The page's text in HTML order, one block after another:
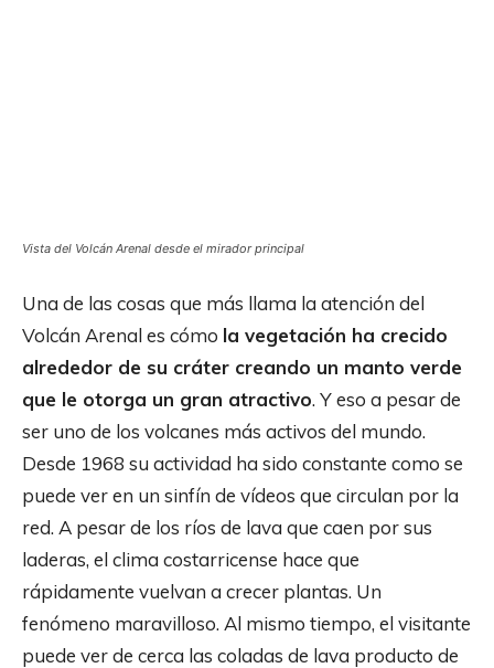
Vista del Volcán Arenal desde el mirador principal
Una de las cosas que más llama la atención del
Volcán Arenal es cómo la vegetación ha crecido
alrededor de su cráter creando un manto verde
que le otorga un gran atractivo. Y eso a pesar de
ser uno de los volcanes más activos del mundo.
Desde 1968 su actividad ha sido constante como se
puede ver en un sinfín de vídeos que circulan por la
red. A pesar de los ríos de lava que caen por sus
laderas, el clima costarricense hace que
rápidamente vuelvan a crecer plantas. Un
fenómeno maravilloso. Al mismo tiempo, el visitante
puede ver de cerca las coladas de lava producto de